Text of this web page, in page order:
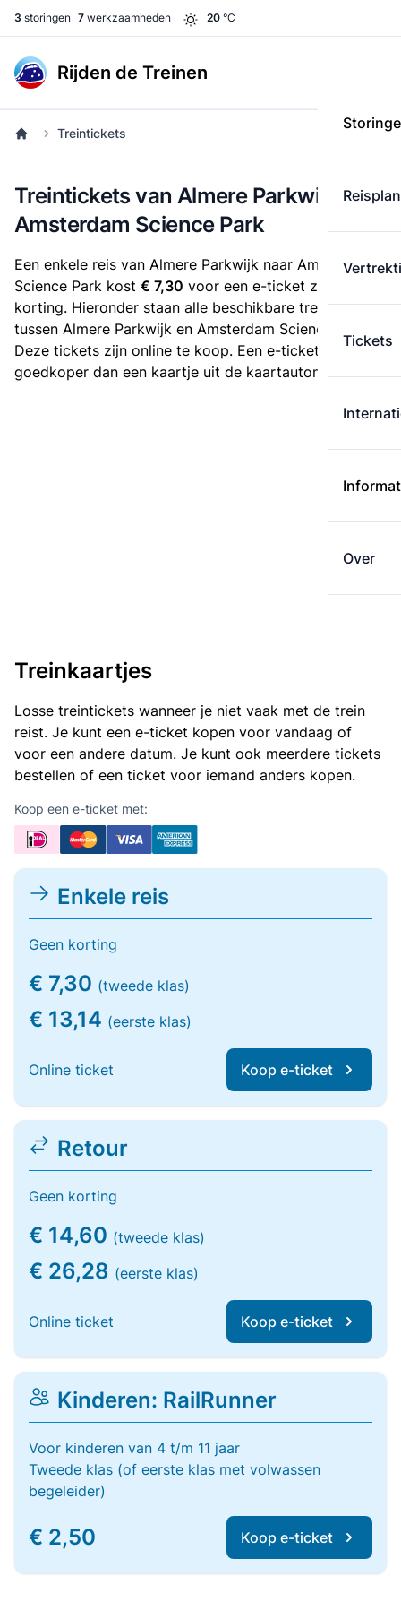
3 storingen 7 werkzaamheden 20 °C
Rijden de Treinen
Tickets
Over
Treintickets
Treintickets van Almere Parkwijk naar
Amsterdam Science Park
Een enkele reis van Almere Parkwijk naar Amsterdam
Science Park kost € 7,30 voor een e-ticket zonder
korting. Hieronder staan alle beschikbare treintickets
tussen Almere Parkwijk en Amsterdam Science Park.
Deze tickets zijn online te koop. Een e-ticket is altijd
goedkoper dan een kaartje uit de kaartautomaat.
Treinkaartjes
Losse treintickets wanneer je niet vaak met de trein
reist. Je kunt een e-ticket kopen voor vandaag of
voor een andere datum. Je kunt ook meerdere tickets
bestellen of een ticket voor iemand anders kopen.
Koop een e-ticket met:
Enkele reis
Geen korting
€ 7,30 (tweede klas)
€ 13,14 (eerste klas)
Online ticket Koop e-ticket
Retour
Geen korting
€ 14,60 (tweede klas)
€ 26,28 (eerste klas)
Online ticket Koop e-ticket
Kinderen: RailRunner
Voor kinderen van 4 t/m 11 jaar
Tweede klas (of eerste klas met volwassen
begeleider)
€ 2,50 Koop e-ticket